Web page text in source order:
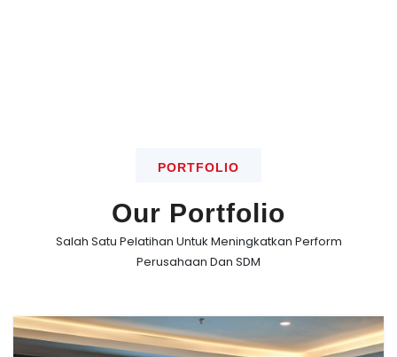
PORTFOLIO
Our Portfolio
Salah Satu Pelatihan Untuk Meningkatkan Perform
Perusahaan Dan SDM